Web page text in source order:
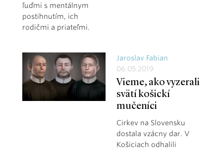
ľuďmi s mentálnym
postihnutím, ich
rodičmi a priateľmi.
Jaroslav Fabian
06.05.2019
Vieme, ako vyzerali
svätí košickí
mučeníci
Cirkev na Slovensku
dostala vzácny dar. V
Košiciach odhalili